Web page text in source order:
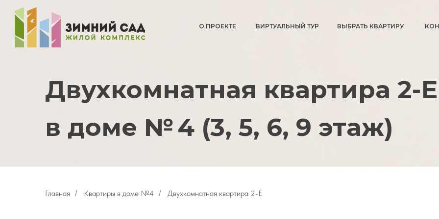
О ПРОЕКТЕ ВЫБРАТЬ КВАРТИРУ
ВИРТУАЛЬНЫЙ ТУР
Двухкомнатная квартира 2-Е
в доме № 4 (3, 5, 6, 9 этаж)
Главная / Квартиры в доме №4 / Двухкомнатная квартира 2-Е